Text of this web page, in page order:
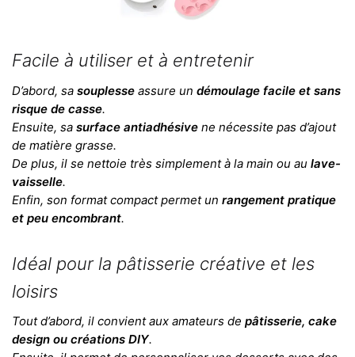
Facile à utiliser et à entretenir
D’abord, sa souplesse assure un démoulage facile et sans
risque de casse.
Ensuite, sa surface antiadhésive ne nécessite pas d’ajout
de matière grasse.
De plus, il se nettoie très simplement à la main ou au lave-
vaisselle.
Enfin, son format compact permet un rangement pratique
et peu encombrant.
Idéal pour la pâtisserie créative et les
loisirs
Tout d’abord, il convient aux amateurs de pâtisserie, cake
design ou créations DIY.